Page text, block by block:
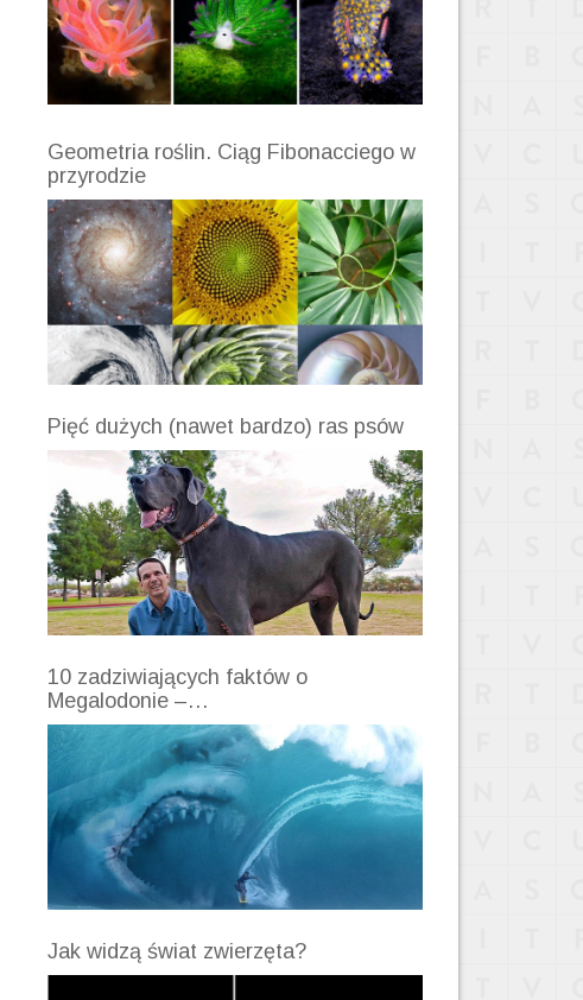
Geometria roślin. Ciąg Fibonacciego w
przyrodzie
Pięć dużych (nawet bardzo) ras psów
10 zadziwiających faktów o
Megalodonie –…
Jak widzą świat zwierzęta?